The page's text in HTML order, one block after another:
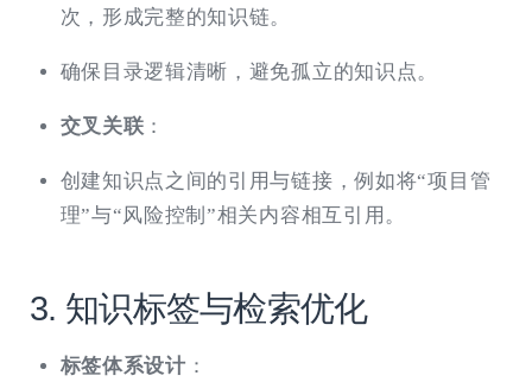
次，形成完整的知识链。
确保目录逻辑清晰，避免孤立的知识点。
交叉关联 ：
创建知识点之间的引用与链接，例如将“项目管
理”与“风险控制”相关内容相互引用。
3. 知识标签与检索优化
标签体系设计 ：